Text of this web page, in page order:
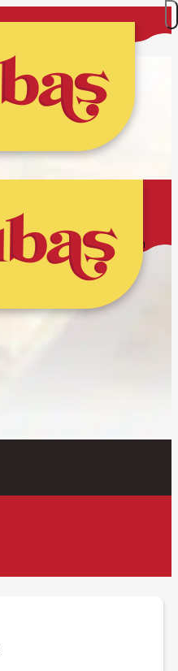
Sepetim
Alışveriş sepetinizde ürün
bulunmamaktadır.